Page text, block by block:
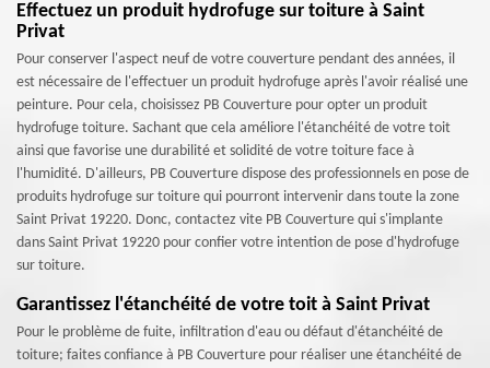
Effectuez un produit hydrofuge sur toiture à Saint
Privat
Pour conserver l'aspect neuf de votre couverture pendant des années, il
est nécessaire de l'effectuer un produit hydrofuge après l'avoir réalisé une
peinture. Pour cela, choisissez PB Couverture pour opter un produit
hydrofuge toiture. Sachant que cela améliore l'étanchéité de votre toit
ainsi que favorise une durabilité et solidité de votre toiture face à
l'humidité. D'ailleurs, PB Couverture dispose des professionnels en pose de
produits hydrofuge sur toiture qui pourront intervenir dans toute la zone
Saint Privat 19220. Donc, contactez vite PB Couverture qui s'implante
dans Saint Privat 19220 pour confier votre intention de pose d'hydrofuge
sur toiture.
Garantissez l'étanchéité de votre toit à Saint Privat
Pour le problème de fuite, infiltration d'eau ou défaut d'étanchéité de
toiture; faites confiance à PB Couverture pour réaliser une étanchéité de